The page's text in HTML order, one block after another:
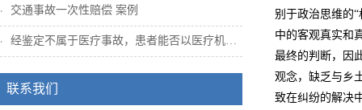
交通事故一次性赔偿 案例
经鉴定不属于医疗事故，患者能否以医疗机构...
联系我们
别于政治思维的
中的客观真实和
最终的判断，因
观念，缺乏与乡
致在纠纷的解决